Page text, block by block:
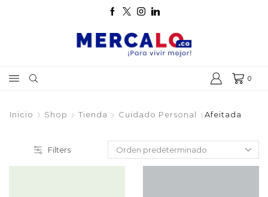
0
Inicio Shop Tienda Cuidado Personal Afeitada
Filters